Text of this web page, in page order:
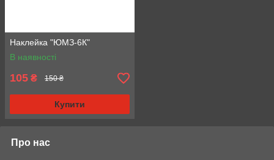
Наклейка "ЮМЗ-6К"
В наявності
105 ₴ 150 ₴
Купити
Про нас